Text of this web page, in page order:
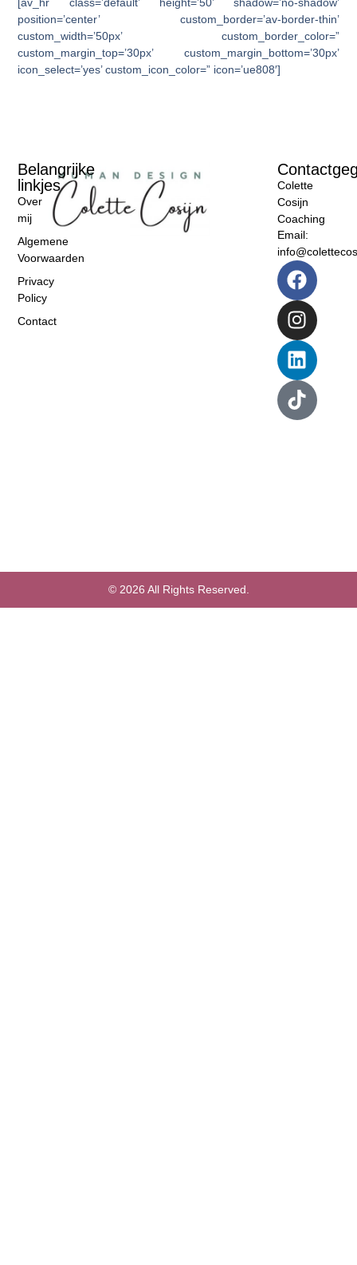
[av_hr class=’default’ height=’50’ shadow=’no-shadow’
position=’center’ custom_border=’av-border-thin’
custom_width=’50px’ custom_border_color=”
custom_margin_top=’30px’ custom_margin_bottom=’30px’
icon_select=’yes’ custom_icon_color=” icon=’ue808′]
Colette
Cosijn
Coaching
Email:
Belangrijke
linkjes
Over
mij
Algemene
Voorwaarden
Privacy
Policy
Contact
© 2026 All Rights Reserved.